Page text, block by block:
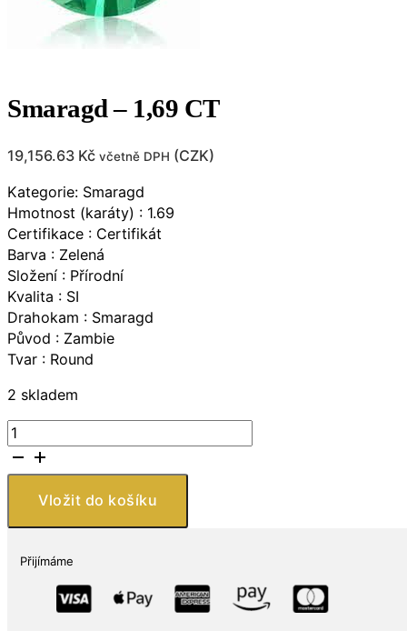
Smaragd – 1,69 CT
19,156.63 Kč včetně DPH (CZK)
Kategorie: Smaragd
Hmotnost (karáty) : 1.69
Certifikace : Certifikát
Barva : Zelená
Složení : Přírodní
Kvalita : SI
Drahokam : Smaragd
Původ : Zambie
Tvar : Round
2 skladem
Smaragd
-
1,69
Vložit do košíku
Přijímáme